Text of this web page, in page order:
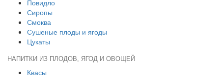
Повидло
Сиропы
Смоква
Сушеные плоды и ягоды
Цукаты
НАПИТКИ ИЗ ПЛОДОВ, ЯГОД И ОВОЩЕЙ
Квасы